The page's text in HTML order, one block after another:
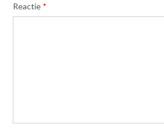
Reactie *